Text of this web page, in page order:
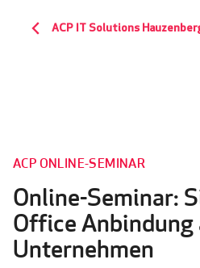
ACP IT Solutions
ACP ONLINE-SEMINAR
Online-Seminar:
Office Anbindung
Unternehmen